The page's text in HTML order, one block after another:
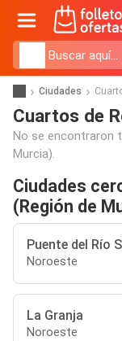
Ciudades
Cuartos de
No se encontraron
Murcia).
Ciudades
(Región de
Puente del Río
Noroeste
La Granja
Noroeste